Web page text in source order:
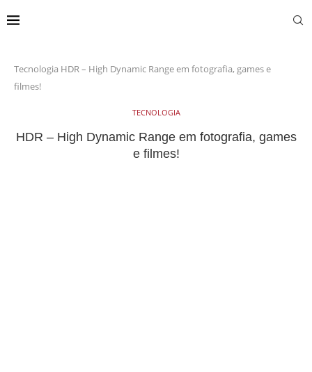
Tecnologia HDR – High Dynamic Range em fotografia, games e
filmes!
TECNOLOGIA
HDR – High Dynamic Range em fotografia, games
e filmes!